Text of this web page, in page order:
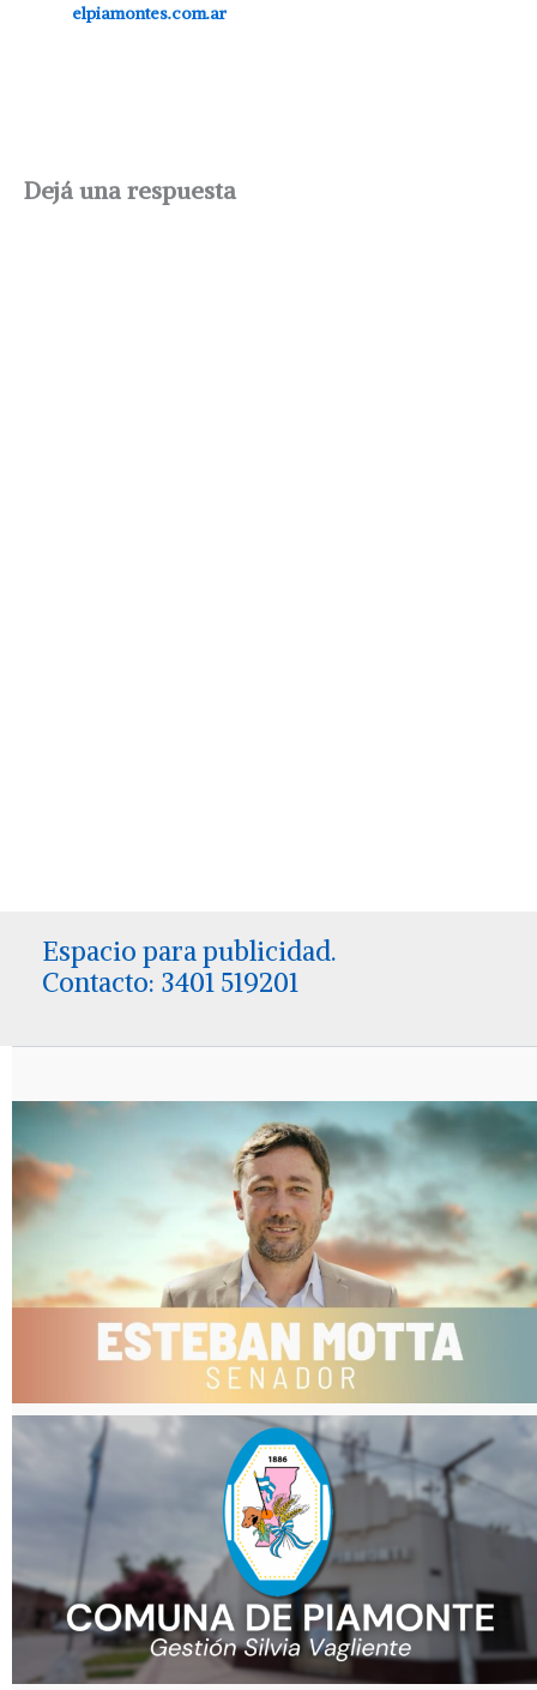
elpiamontes.com.ar
Dejá una respuesta
Espacio para publicidad.
Contacto: 3401 519201